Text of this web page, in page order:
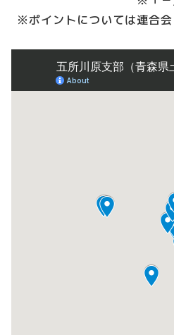
※ポイントについては連合